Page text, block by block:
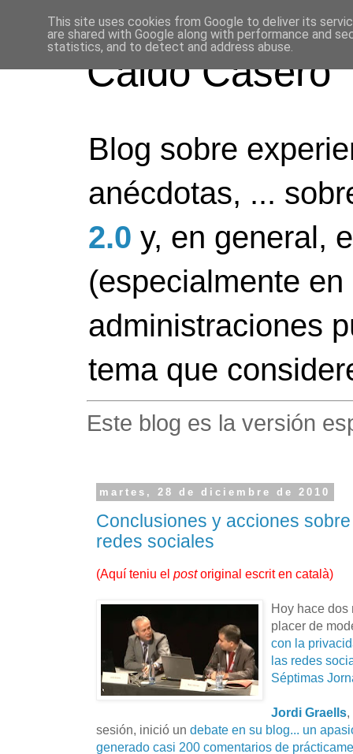
Caldo Casero
Blog sobre
anécdotas, ...
2.0 y, en general,
(especialmente
administraciones
tema que
Este blog es la versión
martes, 28 de diciembre de 2010
Conclusiones y acciones
redes sociales
(Aquí teniu el postoriginal escrit en català)
Hoy hace dos
placer de
con la
las redes
Séptimas
Jordi Graells
sesión, inició un debate en su blog... un
generado casi 200 comentarios de
This site uses cookies from Google to deliver its
are shared with Google along with performance and
statistics, and to detect and address abuse.